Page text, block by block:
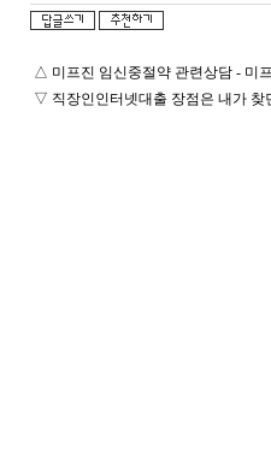
△ 미프진 임신중절약 관련상담 - 미
▽ 직장인인터넷대출 장점은 내가 찾